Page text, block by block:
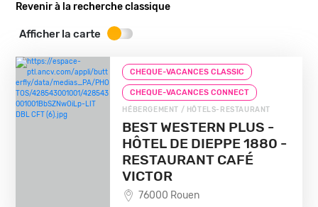
Revenir à la recherche classique
Afficher la carte
CHEQUE-VACANCES CLASSIC
CHEQUE-VACANCES CONNECT
HÉBERGEMENT / HÔTELS-RESTAURANT
BEST WESTERN PLUS -
HÔTEL DE DIEPPE 1880 -
RESTAURANT CAFÉ
VICTOR
76000 Rouen